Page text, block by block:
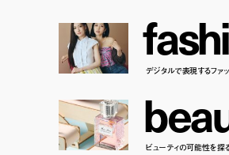
fashi
デジタルで表現するファッ
bea
ビューティの可能性を探